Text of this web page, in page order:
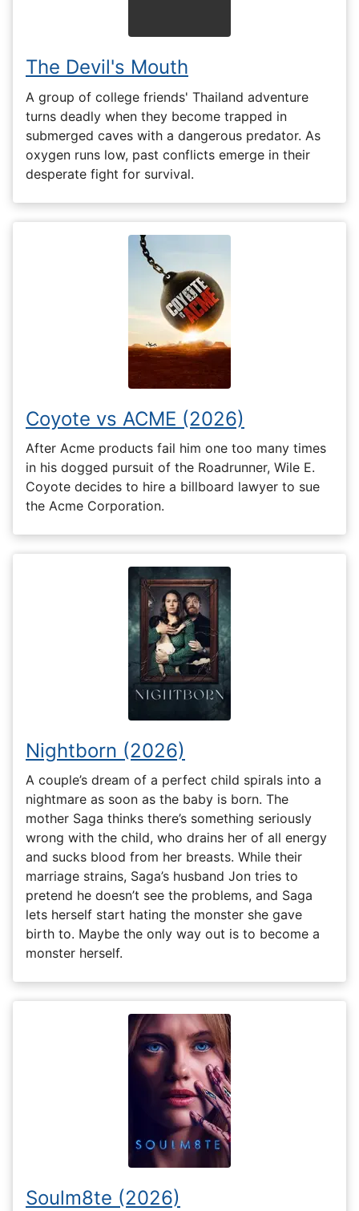
The Devil's Mouth
A group of college friends' Thailand adventure
turns deadly when they become trapped in
submerged caves with a dangerous predator. As
oxygen runs low, past conflicts emerge in their
desperate fight for survival.
Coyote vs ACME (2026)
After Acme products fail him one too many times
in his dogged pursuit of the Roadrunner, Wile E.
Coyote decides to hire a billboard lawyer to sue
the Acme Corporation.
Nightborn (2026)
A couple’s dream of a perfect child spirals into a
nightmare as soon as the baby is born. The
mother Saga thinks there’s something seriously
wrong with the child, who drains her of all energy
and sucks blood from her breasts. While their
marriage strains, Saga’s husband Jon tries to
pretend he doesn’t see the problems, and Saga
lets herself start hating the monster she gave
birth to. Maybe the only way out is to become a
monster herself.
Soulm8te (2026)